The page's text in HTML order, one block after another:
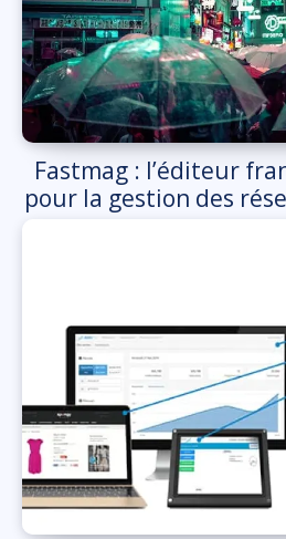
Fastmag : l’éditeur
pour la gestion des